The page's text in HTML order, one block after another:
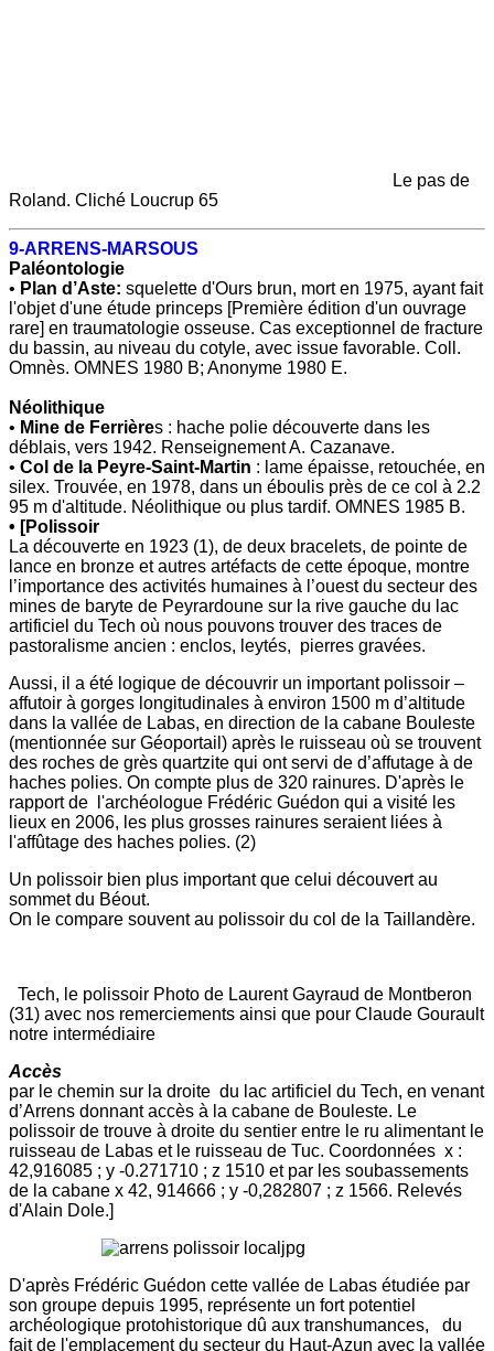
Le pas de
Roland. Cliché Loucrup 65
9-ARRENS-MARSOUS
Paléontologie
• Plan d’Aste: squelette d'Ours brun, mort en 1975, ayant fait
l'objet d'une étude princeps [Première édition d'un ouvrage
rare] en traumatologie osseuse. Cas exceptionnel de frac­ture
du bassin, au niveau du cotyle, avec issue favorable. Coll.
Omnès. OMNES 1980 B; Anonyme 1980 E.
Néolithique
• Mine de Ferrières : hache polie découverte dans les
déblais, vers 1942. Renseignement A. Cazanave.
• Col de la Peyre-Saint-Martin : lame épaisse, retouchée, en
silex. Trou­vée, en 1978, dans un éboulis près de ce col à 2.2
95 m d'altitude. Néo­lithique ou plus tardif. OMNES 1985 B.
• [Polissoir
La découverte en 1923 (1), de deux bracelets, de pointe de
lance en bronze et autres artéfacts de cette époque, montre
l’importance des activités humaines à l’ouest du secteur des
mines de baryte de Peyrardoune sur la rive gauche du lac
artificiel du Tech où nous pouvons trouver des traces de
pastoralisme ancien : enclos, leytés, pierres gravées.
Aussi, il a été logique de découvrir un important polissoir –
affutoir à gorges longitudinales à environ 1500 m d’altitude
dans la vallée de Labas, en direction de la cabane Bouleste
(mentionnée sur Géoportail) après le ruisseau où se trouvent
des roches de grès quartzite qui ont servi de d’affutage à de
haches polies. On compte plus de 320 rainures. D'après le
rapport de l'archéologue Frédéric Guédon qui a visité les
lieux en 2006, les plus grosses rainures seraient liées à
l'affûtage des haches polies. (2)
Un polissoir bien plus important que celui découvert au
sommet du Béout.
On le compare souvent au polissoir du col de la Taillandère.
Tech, le polissoir Photo de Laurent Gayraud de Montberon
(31) avec nos remerciements ainsi que pour Claude Gourault
notre intermédiaire
Accès
par le chemin sur la droite du lac artificiel du Tech, en venant
d’Arrens donnant accès à la cabane de Bouleste. Le
polissoir de trouve à droite du sentier entre le ru alimentant le
ruisseau de Labas et le ruisseau de Tuc. Coordonnées x :
42,916085 ; y -0.271710 ; z 1510 et par les soubassements
de la cabane x 42, 914666 ; y -0,282807 ; z 1566. Relevés
d'Alain Dole.]
D'après Frédéric Guédon cette vallée de Labas étudiée par
son groupe depuis 1995, représente un fort potentiel
archéologique protohistorique dû aux transhumances, du
fait de l'emplacement du secteur du Haut-Azun avec la vallée